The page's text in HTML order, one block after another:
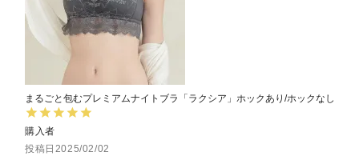
まるごと包むプレミアムナイトブラ「ラクシア」ホックあり/ホックなし
購入者
投稿日 2025/02/02